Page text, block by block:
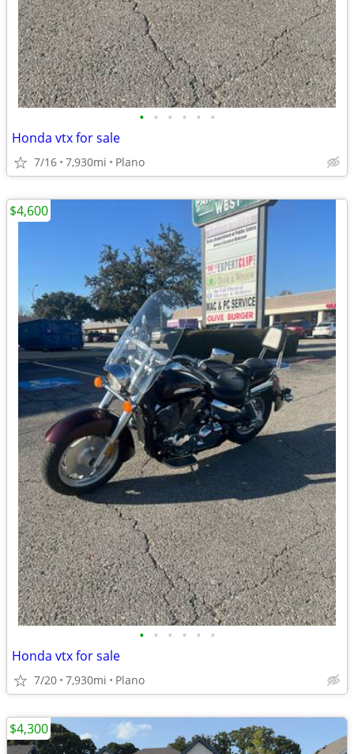
• • • • • •
Honda vtx for sale
7/16 7,930mi Plano
• • • • • •
Honda vtx for sale
7/20 7,930mi Plano
$4,600
$4,300